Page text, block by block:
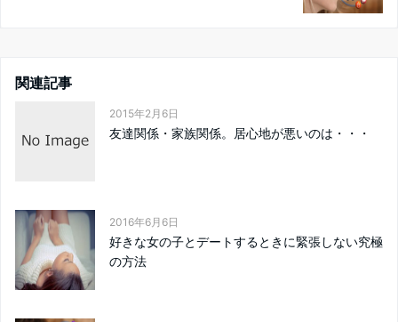
関連記事
2015年2月6日
友達関係・家族関係。居心地が悪いのは・・・
2016年6月6日
好きな女の子とデートするときに緊張しない究極
の方法